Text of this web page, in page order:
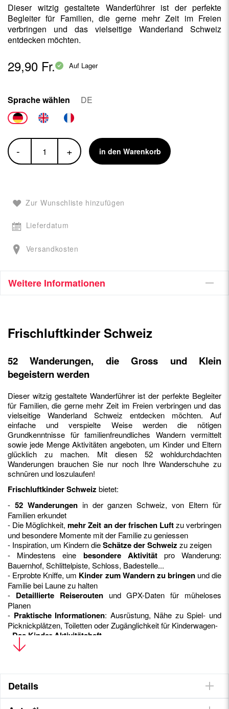
Dieser witzig gestaltete Wanderführer ist der perfekte
Begleiter für Familien, die gerne mehr Zeit im Freien
verbringen und das vielseitige Wanderland Schweiz
entdecken möchten.
29,90 Fr. Auf Lager
Sprache wählen DE
- + in den Warenkorb
Zur Wunschliste hinzufügen
Lieferdatum
Versandkosten
Weitere Informationen
Frischluftkinder Schweiz
52 Wanderungen, die Gross und Klein
begeistern werden
Dieser witzig gestaltete Wanderführer ist der perfekte Begleiter
für Familien, die gerne mehr Zeit im Freien verbringen und das
vielseitige Wanderland Schweiz entdecken möchten. Auf
einfache und verspielte Weise werden die nötigen
Grundkenntnisse für familienfreundliches Wandern vermittelt
sowie jede Menge Aktivitäten angeboten, um Kinder und Eltern
glücklich zu machen. Mit diesen 52 wohldurchdachten
Wanderungen brauchen Sie nur noch Ihre Wanderschuhe zu
schnüren und loszulaufen!
Frischluftkinder Schweiz bietet:
- 52 Wanderungenin der ganzen Schweiz, von Eltern für
Familien erkundet
- Die Möglichkeit, mehr Zeit an der frischen Luftzu verbringen
und besondere Momente mit der Familie zu geniessen
- Inspiration, um Kindern dieSchätze der Schweiz zu zeigen
- Mindestens eine besondere Aktivitätpro Wanderung:
Bauernhof, Schlittelpiste, Schloss, Badestelle...
- Erprobte Kniffe, um Kinder zum Wandern zu bringenund die
Familie bei Laune zu halten
- Detaillierte Reiseroutenund GPX-Daten für müheloses
Planen
- Praktische Informationen: Ausrüstung, Nähe zu Spiel- und
Picknickplätzen, Toiletten oder Zugänglichkeit für Kinderwagen-
Das Kinder-Aktivitätsheft
Details